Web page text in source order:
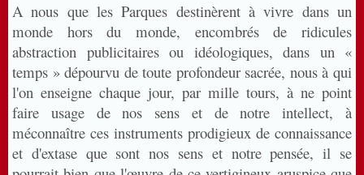
A nous que les Parques destinèrent à vivre dans un
monde hors du monde, encombrés de ridicules
abstraction publicitaires ou idéologiques, dans un «
temps » dépourvu de toute profondeur sacrée, nous à qui
l'on enseigne chaque jour, par mille tours, à ne point
faire usage de nos sens et de notre intellect, à
méconnaître ces instruments prodigieux de connaissance
et d'extase que sont nos sens et notre pensée, il se